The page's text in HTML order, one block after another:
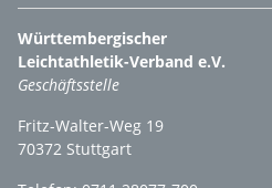
Württembergischer
Leichtathletik-Verband e.V.
Geschäftsstelle
Fritz-Walter-Weg 19
70372 Stuttgart